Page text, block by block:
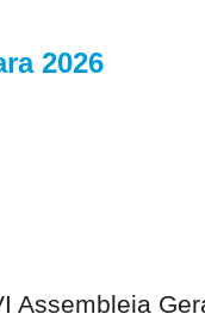
2026
Assembleia